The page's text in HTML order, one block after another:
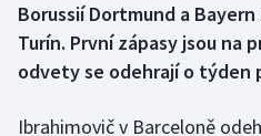
Dostihy
Florbal
Futsal
Borussií Dortmund a
Turín. První zápasy jsou na
odvety se odehrají o týden
Ibrahimovič v Barceloně